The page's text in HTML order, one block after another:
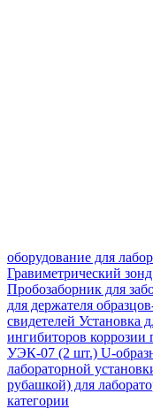
оборудование для
Гравиметрический
Пробозаборник для
для держателя
свидетелей Установка
ингибиторов
УЭК-07 (2 шт.) U-
лабораторной
рубашкой) для
категории